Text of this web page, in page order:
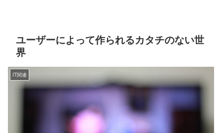
ユーザーによって作られるカタチのない世
界
IT関連